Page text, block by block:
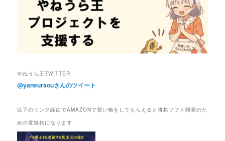
やねうら王TWITTER
@yaneuraouさんのツイート
以下のリンク経由でAMAZONで買い物をしてもらえると将棋ソフト開発のた
めの電気代になります